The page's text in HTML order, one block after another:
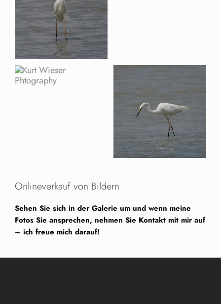
Onlineverkauf von Bildern
Sehen Sie sich in der Galerie um und wenn meine
Fotos Sie ansprechen, nehmen Sie Kontakt mit mir auf
– ich freue mich darauf!